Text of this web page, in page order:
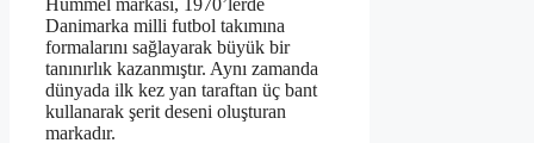
Hummel markası, 1970’lerde
Danimarka milli futbol takımına
formalarını sağlayarak büyük bir
tanınırlık kazanmıştır. Aynı zamanda
dünyada ilk kez yan taraftan üç bant
kullanarak şerit deseni oluşturan
markadır.